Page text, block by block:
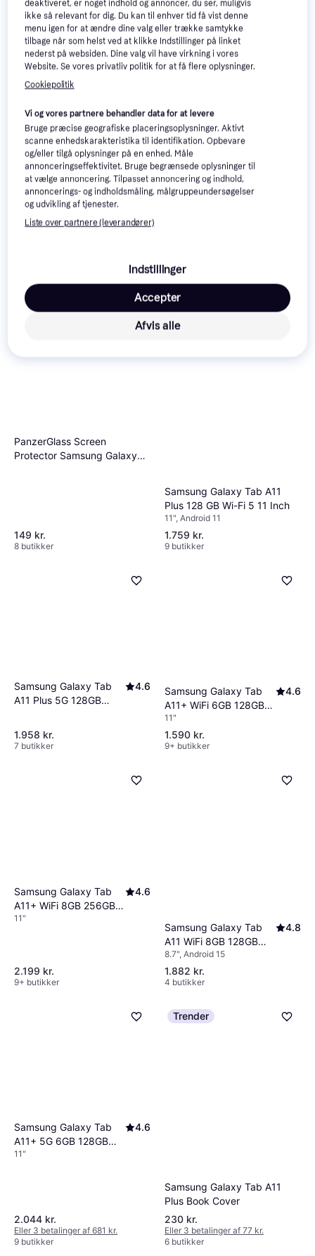
Grey
11"
2.185 kr.
9+ butikker
Samsung Galaxy Tab
A11 4G 4GB 64GB Grey
8.7", Android 15
1.366 kr.
Eller 3 betalinger af 455 kr.
399 kr.
7 butikker
Trender
188 kr.
Eller 3 betalinger af 63 kr.
7 butikker
PanzerGlass Screen
Protector Samsung Galaxy
149 kr.
8 butikker
Samsung Galaxy Tab A11
Plus 128 GB Wi-Fi 5 11 Inch
11", Android 11
1.759 kr.
9 butikker
Samsung Galaxy Tab
A11 Plus 5G 128GB
4.6
1.958 kr.
7 butikker
Samsung Galaxy Tab
A11+ WiFi 6GB 128GB
Silver
4.6
11"
1.590 kr.
9+ butikker
Samsung Galaxy Tab
A11+ WiFi 8GB 256GB
Silver
4.6
11"
2.199 kr.
9+ butikker
Samsung Galaxy Tab
A11 WiFi 8GB 128GB
Silver
4.8
8.7", Android 15
1.882 kr.
4 butikker
Samsung Galaxy Tab
A11+ 5G 6GB 128GB
Enterprise Edition Grey
4.6
11"
2.044 kr.
Eller 3 betalinger af 681 kr.
9 butikker
Trender
Samsung Galaxy Tab A11
Plus Book Cover
230 kr.
Eller 3 betalinger af 77 kr.
6 butikker
deaktiveret, er noget indhold og annoncer, du ser, muligvis
ikke så relevant for dig. Du kan til enhver tid få vist denne
menu igen for at ændre dine valg eller trække samtykke
tilbage når som helst ved at klikke Indstillinger på linket
nederst på websiden. Dine valg vil have virkning i vores
Website. Se vores privatliv politik for at få flere oplysninger.
Cookiepolitik
Vi og vores partnere behandler data for at levere
Bruge præcise geografiske placeringsoplysninger. Aktivt
scanne enhedskarakteristika til identifikation. Opbevare
og/eller tilgå oplysninger på en enhed. Måle
annonceringseffektivitet. Bruge begrænsede oplysninger til
at vælge annoncering. Tilpasset annoncering og indhold,
annoncerings- og indholdsmåling, målgruppeundersøgelser
og udvikling af tjenester.
Liste over partnere (leverandører)
Indstillinger
Afvis alle
Accepter